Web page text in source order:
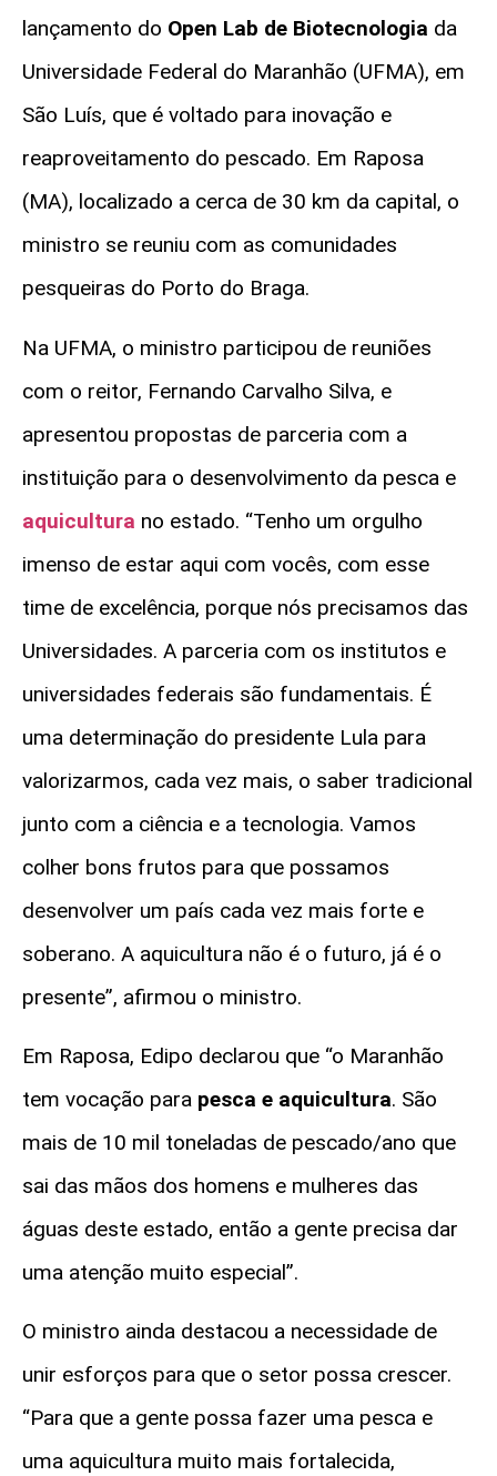
lançamento do Open Lab de Biotecnologia da
Universidade Federal do Maranhão (UFMA), em
São Luís, que é voltado para inovação e
reaproveitamento do pescado. Em Raposa
(MA), localizado a cerca de 30 km da capital, o
ministro se reuniu com as comunidades
pesqueiras do Porto do Braga.
Na UFMA, o ministro participou de reuniões
com o reitor, Fernando Carvalho Silva, e
apresentou propostas de parceria com a
instituição para o desenvolvimento da pesca e
aquicultura no estado. “Tenho um orgulho
imenso de estar aqui com vocês, com esse
time de excelência, porque nós precisamos das
Universidades. A parceria com os institutos e
universidades federais são fundamentais. É
uma determinação do presidente Lula para
valorizarmos, cada vez mais, o saber tradicional
junto com a ciência e a tecnologia. Vamos
colher bons frutos para que possamos
desenvolver um país cada vez mais forte e
soberano. A aquicultura não é o futuro, já é o
presente”, afirmou o ministro.
Em Raposa, Edipo declarou que “o Maranhão
tem vocação para pesca e aquicultura. São
mais de 10 mil toneladas de pescado/ano que
sai das mãos dos homens e mulheres das
águas deste estado, então a gente precisa dar
uma atenção muito especial”.
O ministro ainda destacou a necessidade de
unir esforços para que o setor possa crescer.
“Para que a gente possa fazer uma pesca e
uma aquicultura muito mais fortalecida,